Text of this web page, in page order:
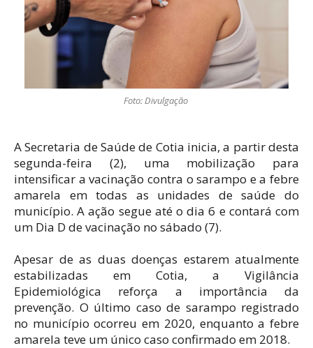
Foto: Divulgação
A Secretaria de Saúde de Cotia inicia, a partir desta
segunda-feira (2), uma mobilização para
intensificar a vacinação contra o sarampo e a febre
amarela em todas as unidades de saúde do
município. A ação segue até o dia 6 e contará com
um Dia D de vacinação no sábado (7).
Apesar de as duas doenças estarem atualmente
estabilizadas em Cotia, a Vigilância
Epidemiológica reforça a importância da
prevenção. O último caso de sarampo registrado
no município ocorreu em 2020, enquanto a febre
amarela teve um único caso confirmado em 2018.